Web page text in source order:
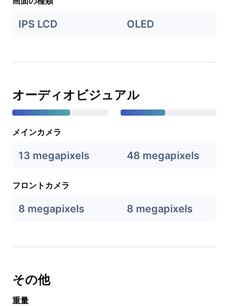
IPS LCD OLED
オーディオビジュアル
メインカメラ
13 megapixels 48 megapixels
フロントカメラ
8 megapixels 8 megapixels
その他
重量